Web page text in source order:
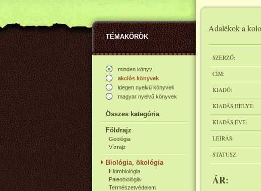
TÉMAKÖRÖK
minden könyv
akciós könyvek
idegen nyelvű könyvek
magyar nyelvű könyvek
Összes kategória
Földrajz
Geológia
Vízrajz
Biológia, ökológia
Hidrobiológia
Paleobiológia
Természetvédelem
Adalékok a
SZERZŐ:
CÍM:
KIADÓ:
KIADÁS HELYE:
KIADÁS ÉVE:
LEÍRÁS:
STÁTUSZ:
ÁR: